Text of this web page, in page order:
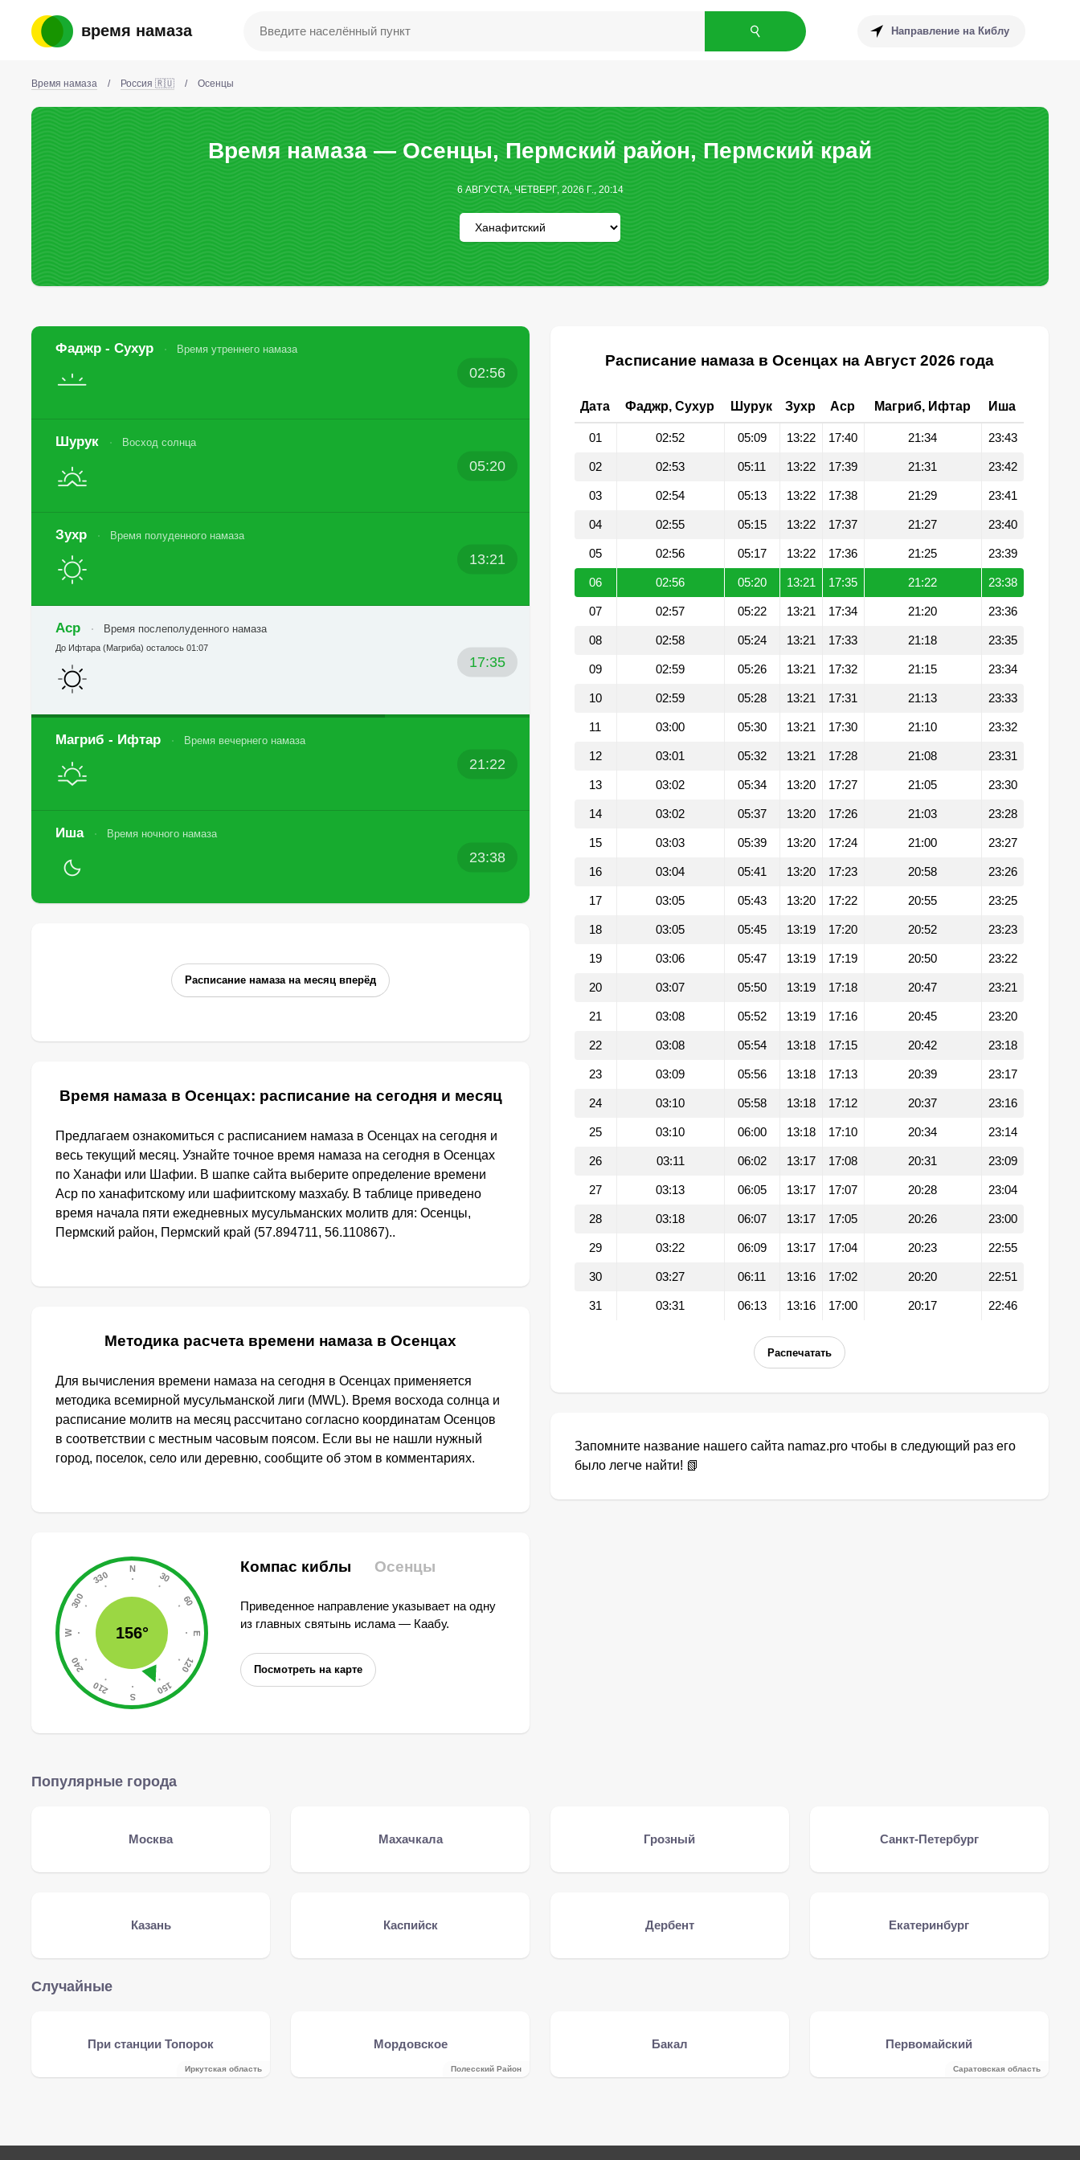
время намаза Направление на Киблу
Время намаза / Россия 🇷🇺 / Осенцы
Время намаза — Осенцы, Пермский район, Пермский край
6 АВГУСТА, ЧЕТВЕРГ, 2026 Г., 20:14
Фаджр - Сухур Время утреннего намаза
02:56
Шурук Восход солнца
05:20
Зухр Время полуденного намаза
13:21
Аср Время послеполуденного намаза
17:35
До Ифтара (Магриба) осталось 01:07
Магриб - Ифтар Время вечернего намаза
21:22
Иша Время ночного намаза
23:38
Расписание намаза на месяц вперёд
Время намаза в Осенцах: расписание на сегодня и месяц
Предлагаем ознакомиться с расписанием намаза в Осенцах на сегодня и
весь текущий месяц. Узнайте точное время намаза на сегодня в Осенцах
по Ханафи или Шафии. В шапке сайта выберите определение времени
Аср по ханафитскому или шафиитскому мазхабу. В таблице приведено
время начала пяти ежедневных мусульманских молитв для: Осенцы,
Пермский район, Пермский край (57.894711, 56.110867)..
Методика расчета времени намаза в Осенцах
Для вычисления времени намаза на сегодня в Осенцах применяется
методика всемирной мусульманской лиги (MWL). Время восхода солнца и
расписание молитв на месяц рассчитано согласно координатам Осенцов
в соответствии с местным часовым поясом. Если вы не нашли нужный
город, поселок, село или деревню, сообщите об этом в комментариях.
156°
Компас киблы Осенцы
Приведенное направление указывает на одну
из главных святынь ислама — Каабу.
Посмотреть на карте
Расписание намаза в Осенцах на Август 2026 года
Дата Фаджр, Сухур Шурук Зухр Аср Магриб, Ифтар Иша
01 02:52 05:09 13:22 17:40 21:34 23:43
02 02:53 05:11 13:22 17:39 21:31 23:42
03 02:54 05:13 13:22 17:38 21:29 23:41
04 02:55 05:15 13:22 17:37 21:27 23:40
05 02:56 05:17 13:22 17:36 21:25 23:39
06 02:56 05:20 13:21 17:35 21:22 23:38
07 02:57 05:22 13:21 17:34 21:20 23:36
08 02:58 05:24 13:21 17:33 21:18 23:35
09 02:59 05:26 13:21 17:32 21:15 23:34
10 02:59 05:28 13:21 17:31 21:13 23:33
11 03:00 05:30 13:21 17:30 21:10 23:32
12 03:01 05:32 13:21 17:28 21:08 23:31
13 03:02 05:34 13:20 17:27 21:05 23:30
14 03:02 05:37 13:20 17:26 21:03 23:28
15 03:03 05:39 13:20 17:24 21:00 23:27
16 03:04 05:41 13:20 17:23 20:58 23:26
17 03:05 05:43 13:20 17:22 20:55 23:25
18 03:05 05:45 13:19 17:20 20:52 23:23
19 03:06 05:47 13:19 17:19 20:50 23:22
20 03:07 05:50 13:19 17:18 20:47 23:21
21 03:08 05:52 13:19 17:16 20:45 23:20
22 03:08 05:54 13:18 17:15 20:42 23:18
23 03:09 05:56 13:18 17:13 20:39 23:17
24 03:10 05:58 13:18 17:12 20:37 23:16
25 03:10 06:00 13:18 17:10 20:34 23:14
26 03:11 06:02 13:17 17:08 20:31 23:09
27 03:13 06:05 13:17 17:07 20:28 23:04
28 03:18 06:07 13:17 17:05 20:26 23:00
29 03:22 06:09 13:17 17:04 20:23 22:55
30 03:27 06:11 13:16 17:02 20:20 22:51
31 03:31 06:13 13:16 17:00 20:17 22:46
Распечатать
Запомните название нашего сайта namaz.pro чтобы в следующий раз его
было легче найти! 📗
Популярные города
Москва Махачкала Грозный Санкт-Петербург
Казань Каспийск Дербент Екатеринбург
Случайные
При станции Топорок
Иркутская область
Мордовское
Полесский Район
Бакал Первомайский
Саратовская область